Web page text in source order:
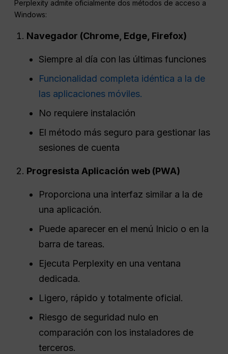
Perplexity admite oficialmente dos métodos de acceso a
Windows:
Navegador (Chrome, Edge, Firefox)
Siempre al día con las últimas funciones
Funcionalidad completa idéntica a la de
las aplicaciones móviles.
No requiere instalación
El método más seguro para gestionar las
sesiones de cuenta
Progresista Aplicación web (PWA)
Proporciona una interfaz similar a la de
una aplicación.
Puede aparecer en el menú Inicio o en la
barra de tareas.
Ejecuta Perplexity en una ventana
dedicada.
Ligero, rápido y totalmente oficial.
Riesgo de seguridad nulo en
comparación con los instaladores de
terceros.